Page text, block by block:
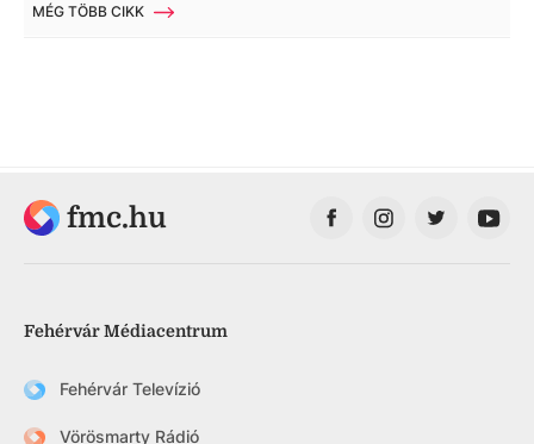
MÉG TÖBB CIKK
fmc.hu
Fehérvár Médiacentrum
Fehérvár Televízió
Vörösmarty Rádió